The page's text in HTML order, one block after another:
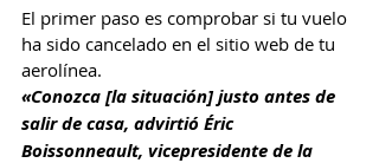
El primer paso es comprobar si tu vuelo
ha sido cancelado en el sitio web de tu
aerolínea.
«Conozca [la situación] justo antes de
salir de casa, advirtió Éric
Boissonneault, vicepresidente de la